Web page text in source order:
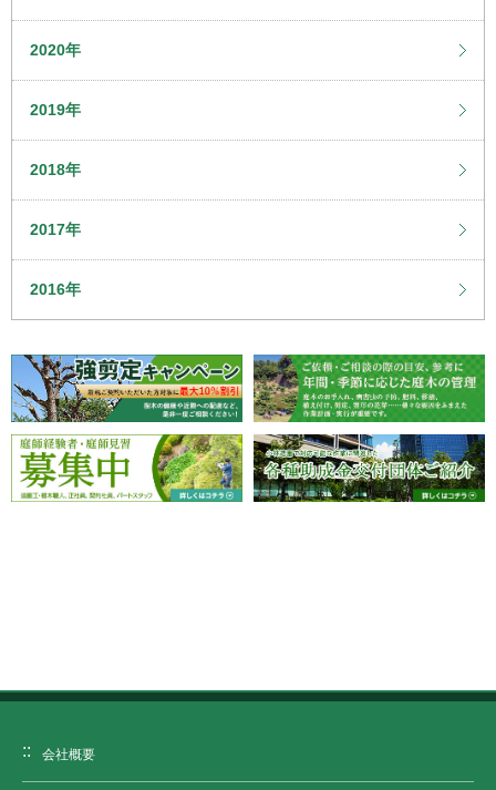
2020年
2019年
2018年
2017年
2016年
会社概要